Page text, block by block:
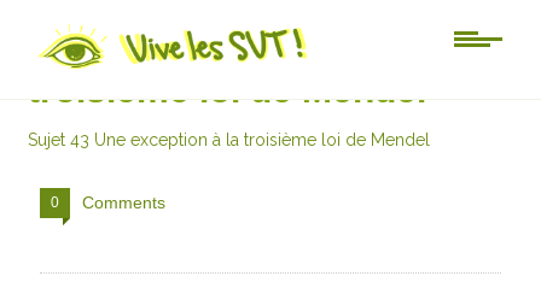
Sujet 43 Une exception à la
troisième loi de Mendel
Sujet 43 Une exception à la troisième loi de Mendel
0 Comments